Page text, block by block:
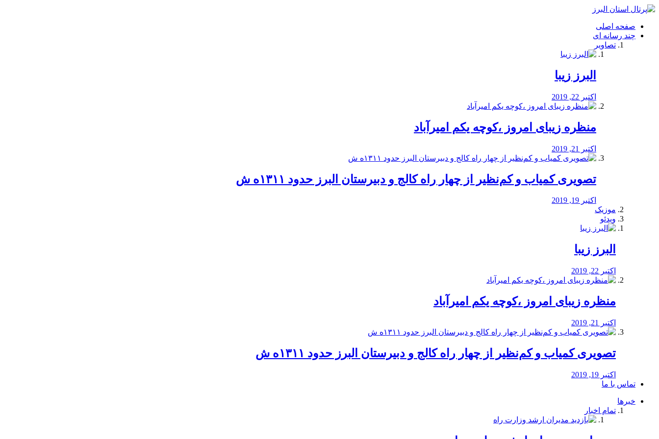
فصد
شرق
تهران
خشکشویی
صفحه اصلی
چند رسانه ای
تصاویر
البرز زیبا
اکتبر 22, 2019
منظره‌‌ زیبای امروز ،کوچه یکم امیرآباد
اکتبر 21, 2019
️تصویری کمیاب و کم‌نظیر از چهار راه كالج و دبيرستان البرز حدود ۱۳۱۱ه ش
اکتبر 19, 2019
موزیک
ویدئو
البرز زیبا
اکتبر 22, 2019
منظره‌‌ زیبای امروز ،کوچه یکم امیرآباد
اکتبر 21, 2019
️تصویری کمیاب و کم‌نظیر از چهار راه كالج و دبيرستان البرز حدود ۱۳۱۱ه ش
اکتبر 19, 2019
تماس با ما
خبرها
تمام اخبار